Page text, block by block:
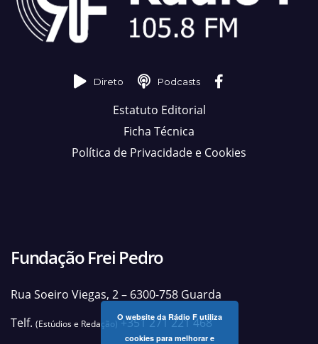
Direto Podcasts
Estatuto Editorial
Ficha Técnica
Política de Privacidade e Cookies
Fundação Frei Pedro
Rua Soeiro Viegas, 2 – 6300-758 Guarda
Telf. (Estúdios e Redação)+351 271 221 468
O website da Rádio F utiliza
cookies para melhorar e